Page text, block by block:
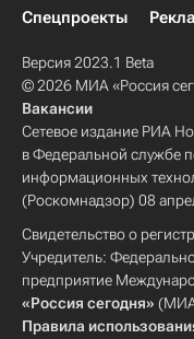
Спецпроекты
Версия 2023.1 Beta
© 2026 МИА «Россия
Вакансии
Сетевое издание РИА
в Федеральной службе
информационных
(Роскомнадзор) 08
Свидетельство о
Учредитель:
предприятие
«Россия сегодня» (МИА
Правила